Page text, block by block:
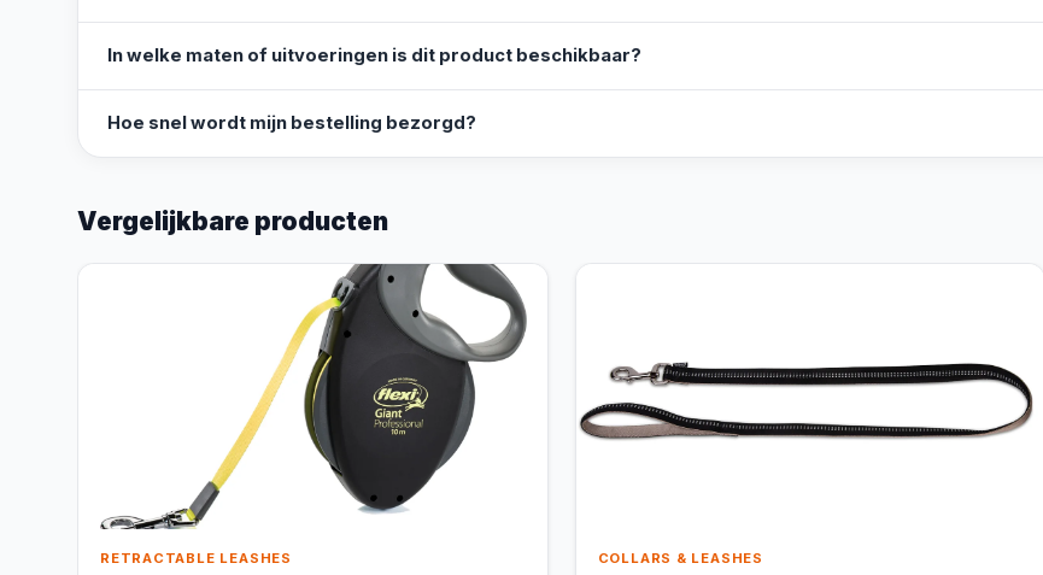
In welke maten of uitvoeringen is dit product beschikbaar?
Hoe snel wordt mijn bestelling bezorgd?
Vergelijkbare producten
RETRACTABLE LEASHES COLLARS & LEASHES